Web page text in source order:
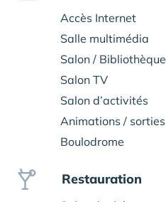
Accès Internet
Salle multimédia
Salon / Bibliothèque
Salon TV
Salon d’activités
Animations / sorties
Boulodrome
Restauration